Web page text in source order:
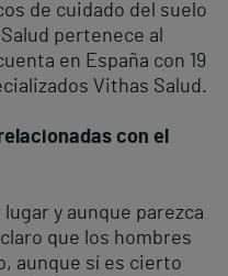
de cuidado del suelo
pertenece al
en España con 19
Vithas Salud.
con el
y aunque parezca
que los hombres
aunque sí es cierto